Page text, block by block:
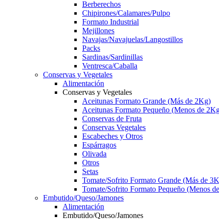
Berberechos
Chipirones/Calamares/Pulpo
Formato Industrial
Mejillones
Navajas/Navajuelas/Langostillos
Packs
Sardinas/Sardinillas
Ventresca/Caballa
Conservas y Vegetales
Alimentación
Conservas y Vegetales
Aceitunas Formato Grande (Más de 2Kg)
Aceitunas Formato Pequeño (Menos de
Conservas de Fruta
Conservas Vegetales
Escabeches y Otros
Espárragos
Olivada
Otros
Setas
Tomate/Sofrito Formato Grande (Más de
Tomate/Sofrito Formato Pequeño (Menos
Embutido/Queso/Jamones
Alimentación
Embutido/Queso/Jamones